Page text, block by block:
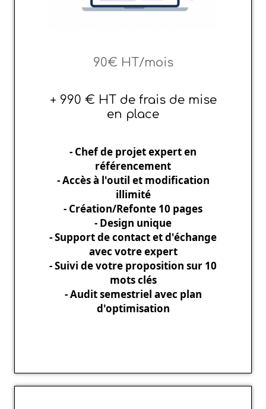
90€ HT/mois
+ 990 € HT de frais de mise
en place
- Chef de projet expert en
référencement
- Accès à l'outil et modification
illimité
- Création/Refonte 10 pages
- Design unique
- Support de contact et d'échange
avec votre expert
- Suivi de votre proposition sur 10
mots clés
- Audit semestriel avec plan
d'optimisation